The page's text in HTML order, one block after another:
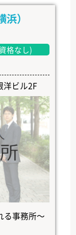
）
格なし)
ビル2F
る事務所～